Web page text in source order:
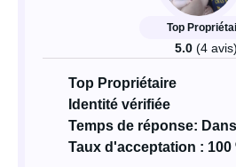
Top
5.0 (4 avis)
Top Propriétaire
Identité vérifiée
Temps de réponse:
Taux d'acceptation : 100